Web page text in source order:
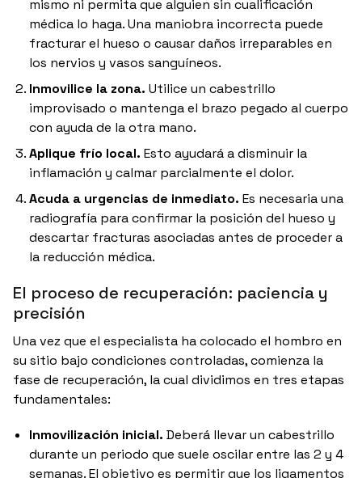
mismo ni permita que alguien sin cualificación
médica lo haga.Una maniobra incorrecta puede
fracturar el hueso o causar daños irreparables en
los nervios y vasos sanguíneos.
Inmovilice la zona. Utilice un cabestrillo
improvisado o mantenga el brazo pegado al cuerpo
con ayuda de la otra mano.
Aplique frío local. Esto ayudará a disminuir la
inflamación y calmar parcialmente el dolor.
Acuda a urgencias de inmediato. Es necesaria una
radiografía para confirmar la posición del hueso y
descartar fracturas asociadas antes de proceder a
la reducción médica.
El proceso de recuperación: paciencia y
precisión
Una vez que el especialista ha colocado el hombro en
su sitio bajo condiciones controladas, comienza la
fase de recuperación, la cual dividimos en tres etapas
fundamentales:
Inmovilización inicial. Deberá llevar un cabestrillo
durante un periodo que suele oscilar entre las 2 y 4
semanas.El objetivo es permitir que los ligamentos